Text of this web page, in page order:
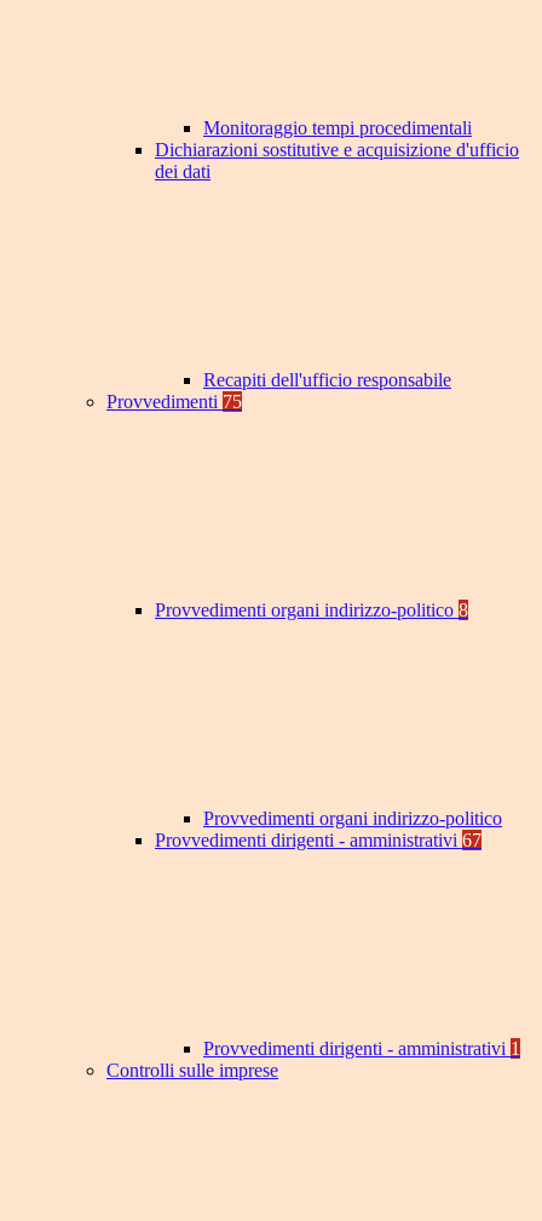
Monitoraggio tempi procedimentali
Dichiarazioni sostitutive e acquisizione d'ufficio
dei dati
Recapiti dell'ufficio responsabile
Provvedimenti 75
Provvedimenti organi indirizzo-politico 8
Provvedimenti organi indirizzo-politico
Provvedimenti dirigenti - amministrativi 67
Provvedimenti dirigenti - amministrativi 1
Controlli sulle imprese